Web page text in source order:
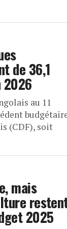
de 36,1
2026
au 11
(CDF), soit
mais
2025